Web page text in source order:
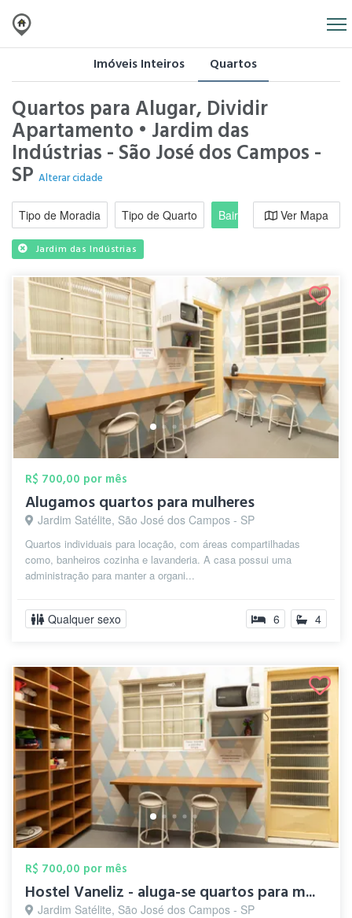
Imóveis Inteiros Quartos
Quartos para Alugar, Dividir
Apartamento • Jardim das
Indústrias - São José dos Campos -
SP Alterar cidade
Tipo de Moradia Tipo de Quarto Bairro / RegiãoVer Mapa
Jardim das Indústrias
R$ 700,00 por mês
Alugamos quartos para mulheres
Jardim Satélite, São José dos Campos - SP
Quartos individuais para locação, com áreas compartilhadas
como, banheiros cozinha e lavanderia. A casa possui uma
administração para manter a organi...
Qualquer sexo 6 4
R$ 700,00 por mês
Hostel Vaneliz - aluga-se quartos para m...
Jardim Satélite, São José dos Campos - SP